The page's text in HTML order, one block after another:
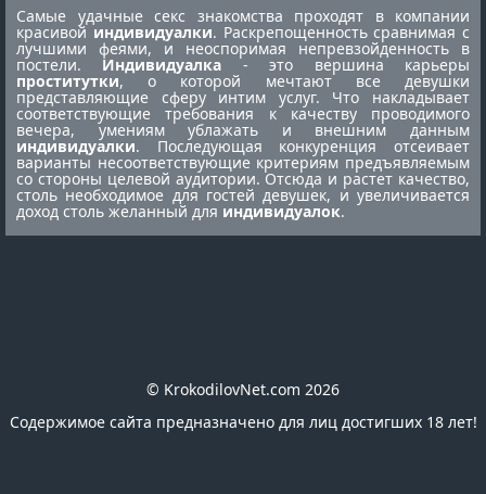
Самые удачные секс знакомства проходят в компании
красивойиндивидуалки. Раскрепощенность сравнимая с
лучшими феями, и неоспоримая непревзойденность в
постели. Индивидуалка - это вершина карьеры
проститутки, о которой мечтают все девушки
представляющие сферу интим услуг. Что накладывает
соответствующие требования к качеству проводимого
вечера, умениям ублажать и внешним данным
индивидуалки. Последующая конкуренция отсеивает
варианты несоответствующие критериям предъявляемым
со стороны целевой аудитории. Отсюда и растет качество,
столь необходимое для гостей девушек, и увеличивается
доход столь желанный для индивидуалок.
© KrokodilovNet.com 2026
Содержимое сайта предназначено для лиц достигших 18 лет!